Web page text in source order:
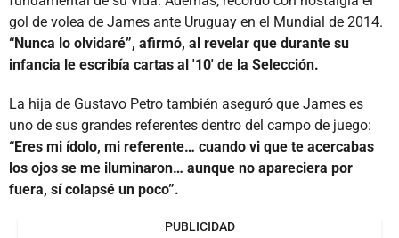
gol de volea de James ante Uruguay en el Mundial de 2014.
“Nunca lo olvidaré”, afirmó, al revelar que durante su
infancia le escribía cartas al '10' de la Selección.
La hija de Gustavo Petro también aseguró que James es
uno de sus grandes referentes dentro del campo de juego:
“Eres mi ídolo, mi referente… cuando vi que te acercabas
los ojos se me iluminaron… aunque no apareciera por
fuera, sí colapsé un poco”.
PUBLICIDAD